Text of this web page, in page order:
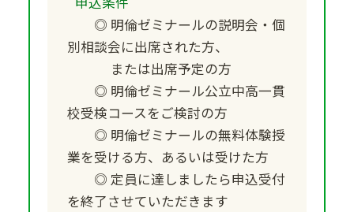
◎ 明倫ゼミナールの説明会・個
別相談会に出席された方、
または出席予定の方
◎ 明倫ゼミナール公立中高一貫
校受検コースをご検討の方
◎ 明倫ゼミナールの無料体験授
業を受ける方、あるいは受けた方
◎ 定員に達しましたら申込受付
を終了させていただきます